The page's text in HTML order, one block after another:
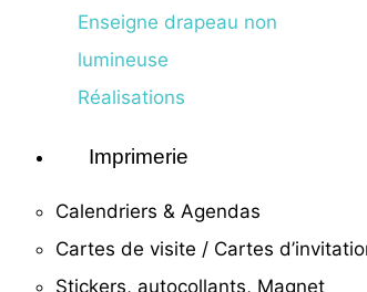
Enseigne drapeau non
lumineuse
Réalisations
Imprimerie
Calendriers & Agendas
Cartes de visite / Cartes
Stickers, autocollants, Magnet